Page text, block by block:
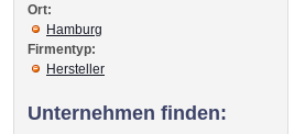
Ort:
Hamburg
Firmentyp:
Hersteller
Unternehmen finden: